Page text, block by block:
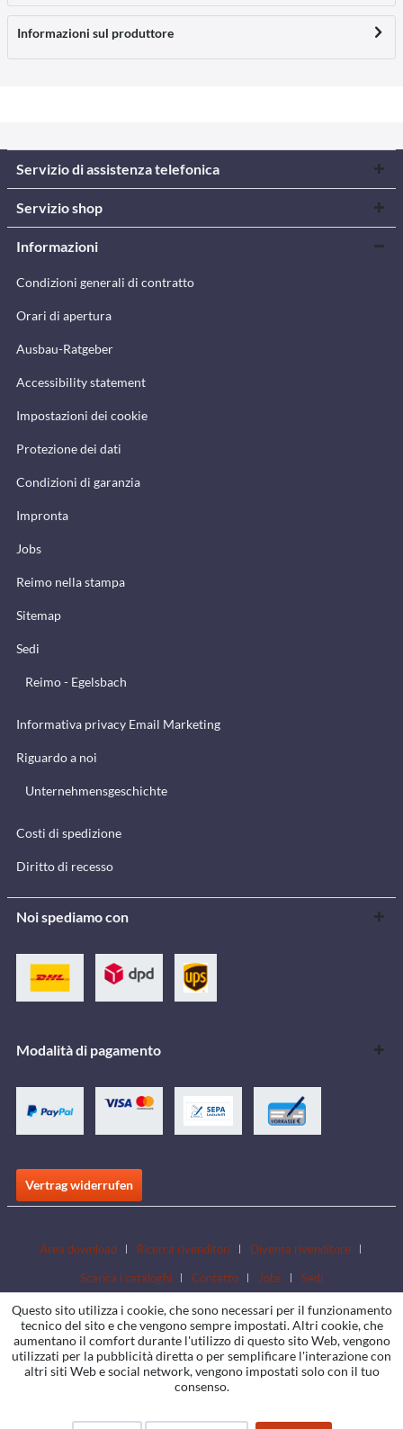
Informazioni sul produttore
Servizio di assistenza telefonica
Servizio shop
Informazioni
Condizioni generali di contratto
Orari di apertura
Ausbau-Ratgeber
Accessibility statement
Impostazioni dei cookie
Protezione dei dati
Condizioni di garanzia
Impronta
Jobs
Reimo nella stampa
Sitemap
Sedi
Reimo - Egelsbach
Informativa privacy Email Marketing
Riguardo a noi
Unternehmensgeschichte
Costi di spedizione
Diritto di recesso
Noi spediamo con
Modalità di pagamento
Vertrag widerrufen
Area download Ricerca rivenditori
Diventa rivenditore
Scarica i cataloghi
Contatto Jobs Sedi
Questo sito utilizza i cookie, che sono necessari per il funzionamento
tecnico del sito e che vengono sempre impostati. Altri cookie, che
aumentano il comfort durante l'utilizzo di questo sito Web, vengono
utilizzati per la pubblicità diretta o per semplificare l'interazione con
altri siti Web e social network, vengono impostati solo con il tuo
consenso.